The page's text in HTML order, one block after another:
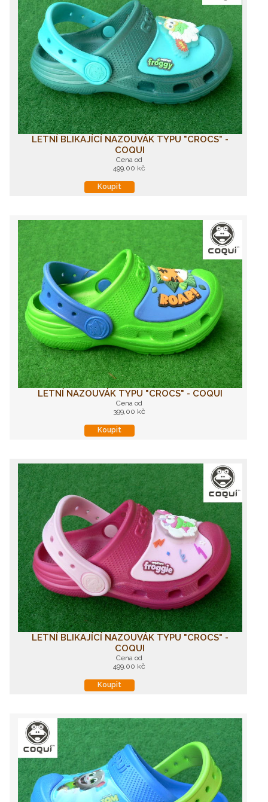
LETNÍ BLIKAJÍCÍ NAZOUVÁK TYPU "CROCS" -
COQUI
Cena od
499,00 kč
Koupit
LETNÍ NAZOUVÁK TYPU "CROCS" - COQUI
Cena od
399,00 kč
Koupit
LETNÍ BLIKAJÍCÍ NAZOUVÁK TYPU "CROCS" -
COQUI
Cena od
499,00 kč
Koupit